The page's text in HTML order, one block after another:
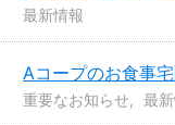
最新情報
Aコープのお食事
重要なお知らせ 最